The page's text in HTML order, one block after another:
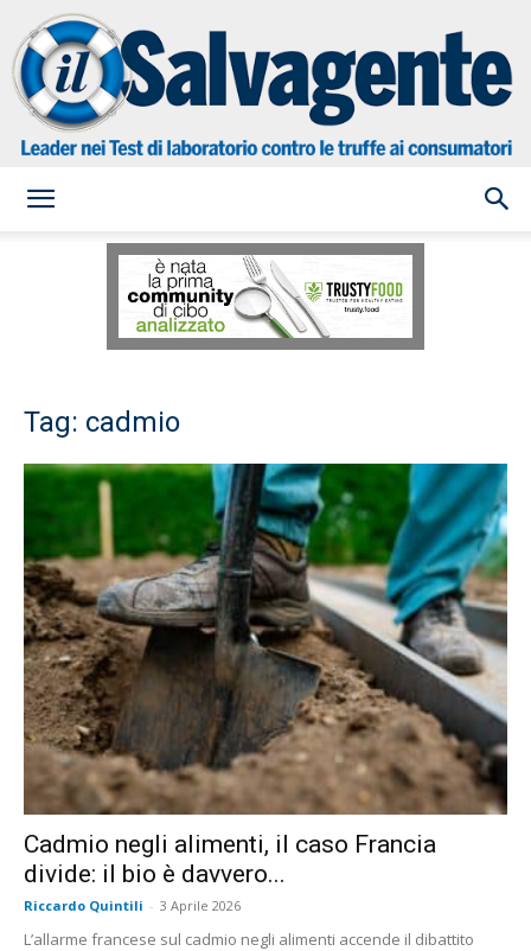
Salvagente
Tag: cadmio
Cadmio negli alimenti, il caso Francia
divide: il bio è davvero...
Riccardo Quintili - 3 Aprile 2026
L’allarme francese sul cadmio negli alimenti accende il dibattito